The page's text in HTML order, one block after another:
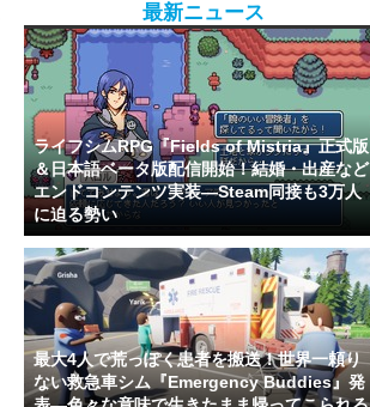
最新ニュース
ライフシムRPG『Fields of Mistria』正式版
＆日本語ベータ版配信開始！結婚・出産など
エンドコンテンツ実装―Steam同接も3万人
に迫る勢い
最大4人で荒っぽく患者を搬送！世界一頼り
ない救急車シム『Emergency Buddies』発